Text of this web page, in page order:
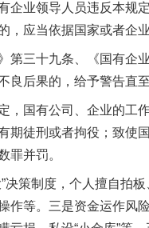
企业领导人员违反本规
应当依据国家或者企
三十九条、《国有企
后果的，给予警告直至
国有公司、企业的工作
期徒刑或者拘役；致使
罪并罚。
策制度，个人擅自拍板
等。三是资金运作风